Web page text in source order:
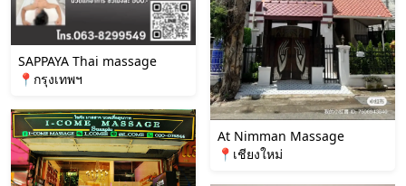
SAPPAYA Thai massage
📍กรุงเทพฯ
At Nimman Massage
📍เชียงใหม่